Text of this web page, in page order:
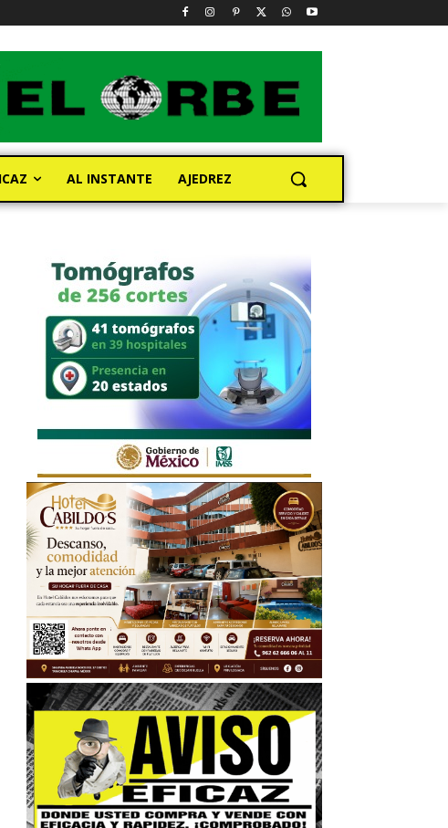
AL INSTANTE AJEDREZ